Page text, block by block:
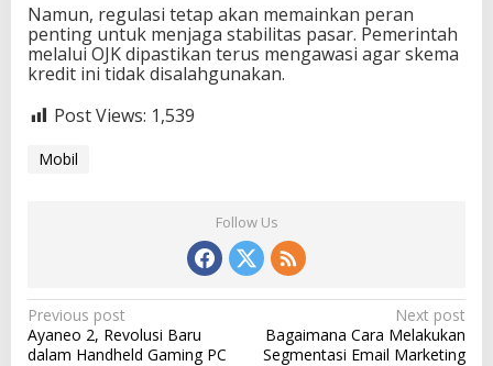
Namun, regulasi tetap akan memainkan peran
penting untuk menjaga stabilitas pasar. Pemerintah
melalui OJK dipastikan terus mengawasi agar skema
kredit ini tidak disalahgunakan.
Post Views: 1,539
Mobil
Follow Us
P
o
Previous post
Ayaneo 2, Revolusi Baru
dalam Handheld Gaming PC
Next post
Bagaimana Cara Melakukan
Segmentasi Email Marketing